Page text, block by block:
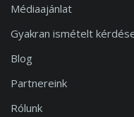
Médiaajánlat
Gyakran ismételt
Blog
Partnereink
Rólunk